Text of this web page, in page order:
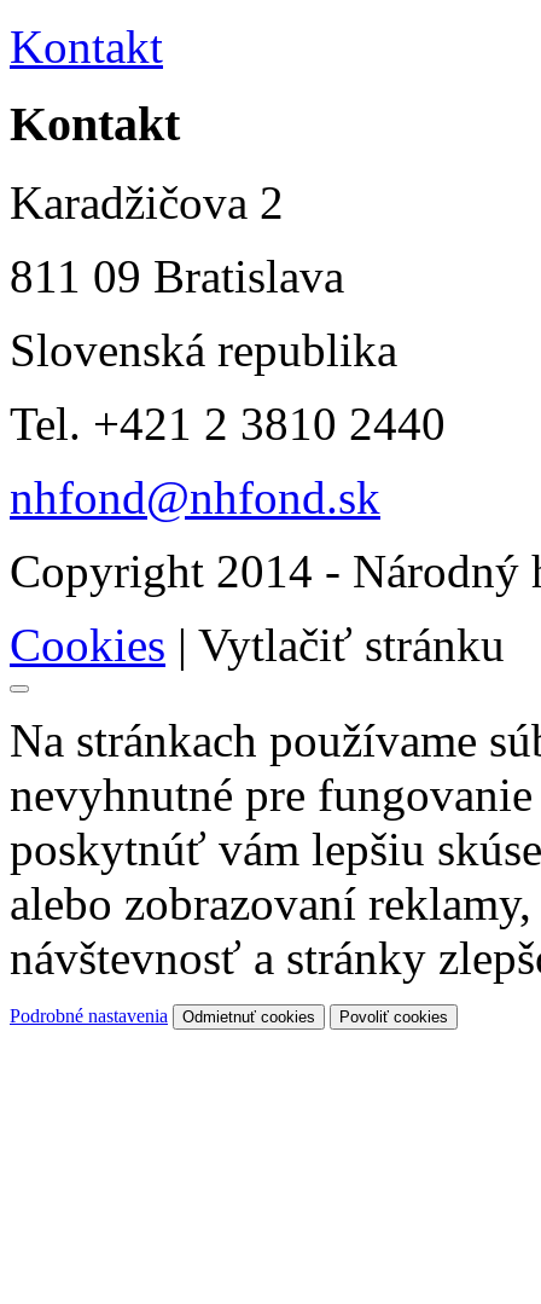
Kontakt
Kontakt
Karadžičova 2
811 09 Bratislava
Slovenská republika
Tel. +421 2 3810 2440
nhfond@nhfond.sk
Copyright 2014 - Národný
Cookies | Vytlačiť stránku
Na stránkach používame
nevyhnutné pre
poskytnúť vám lepšiu
alebo zobrazovaní
návštevnosť a stránky
Podrobné nastavenia Odmietnuť cookies Povoliť cookies